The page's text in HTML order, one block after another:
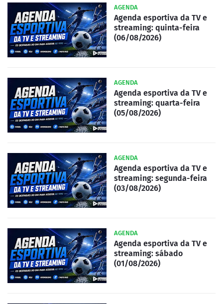
AGENDA
Agenda esportiva da TV e
streaming: quinta-feira
(06/08/2026)
AGENDA
Agenda esportiva da TV e
streaming: quarta-feira
(05/08/2026)
AGENDA
Agenda esportiva da TV e
streaming: segunda-feira
(03/08/2026)
AGENDA
Agenda esportiva da TV e
streaming: sábado
(01/08/2026)